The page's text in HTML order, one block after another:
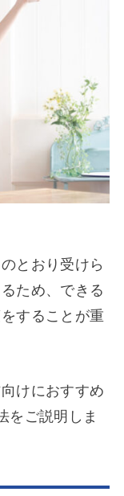
とおり受けら
ため、できる
することが重
けにおすすめ
をご説明しま